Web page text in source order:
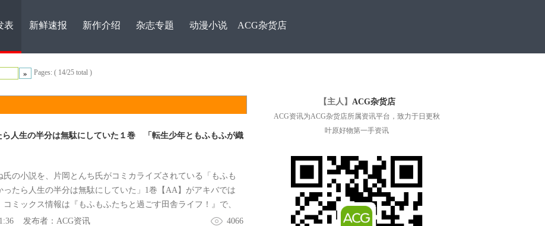
表 新鲜速报 新作介绍 杂志专题 动漫小说 ACG杂货店
» Pages: ( 14/25 total )
人生の半分は無駄にしていた１巻 「転生少年ともふもふが織
氏の小説を、片岡とんち氏がコミカライズされている「もふも
ったら人生の半分は無駄にしていた」1巻【AA】がアキバでは
コミックス情報は『もふもふたちと過ごす田舎ライフ！』で、
发布者： ACG资讯 4066
【主人】 ACG杂货店
ACG资讯为ACG杂货店所属资讯平台，致力于日更秋
叶原好物第一手资讯